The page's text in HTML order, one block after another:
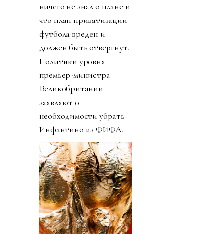
ничего не знал о плане и
что план приватизации
футбола вреден и
должен быть отвергнут.
Политики уровня
премьер-министра
Великобритании
заявляют о
необходимости убрать
Инфантино из ФИФА.